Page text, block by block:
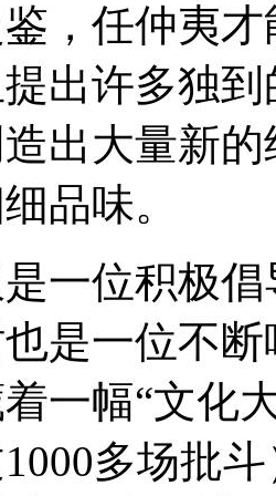
，任仲夷
出许多独
出大量新
品味。
一位积极
是一位不
一幅“文化
多场批